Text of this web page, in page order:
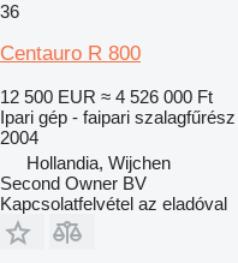
36
Centauro R 800
12 500 EUR ≈ 4 526 000 Ft
Ipari gép - faipari szalagfűrész
2004
Hollandia, Wijchen
Second Owner BV
Kapcsolatfelvétel az eladóval